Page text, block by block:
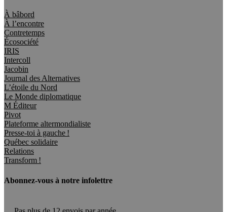
À bâbord
À l’encontre
Contretemps
Écosociété
IRIS
Intercoll
Jacobin
Journal des Alternatives
L’étoile du Nord
Le Monde diplomatique
M Éditeur
Pivot
Plateforme altermondialiste
Presse-toi à gauche !
Québec solidaire
Relations
Transform !
Abonnez-vous à notre infolettre